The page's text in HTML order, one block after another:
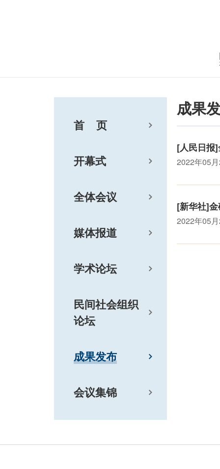
首 页
开幕式
全体会议
媒体报道
学术论坛
民间社会组织
论坛
成果发布
会议集锦
成果
[人民日报
2022年05
[新华社]
2022年05